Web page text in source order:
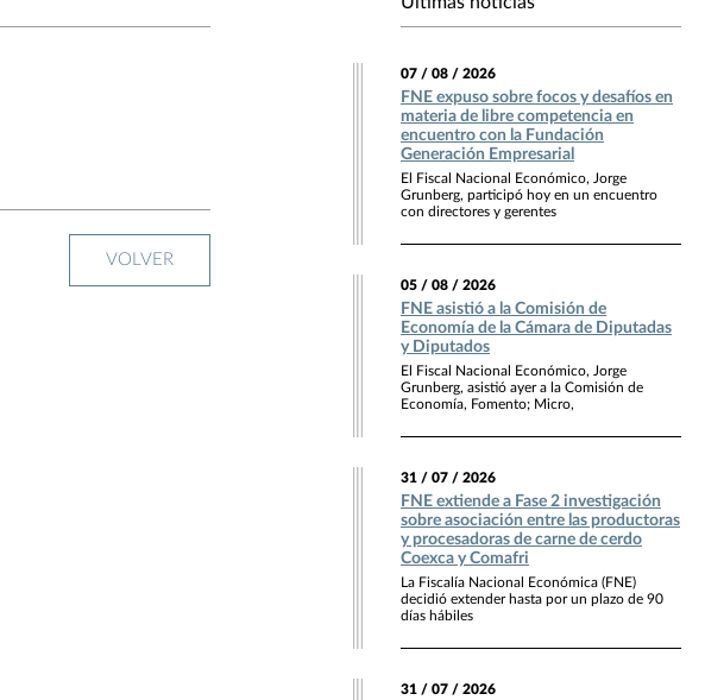
VOLVER
07 / 08 / 2026
FNE expuso sobre focos y desafíos en
materia de libre competencia en
encuentro con la Fundación
Generación Empresarial
El Fiscal Nacional Económico, Jorge
Grunberg, participó hoy en un encuentro
con directores y gerentes
05 / 08 / 2026
FNE asistió a la Comisión de
Economía de la Cámara de Diputadas
y Diputados
El Fiscal Nacional Económico, Jorge
Grunberg, asistió ayer a la Comisión de
Economía, Fomento; Micro,
31 / 07 / 2026
FNE extiende a Fase 2 investigación
sobre asociación entre las productoras
y procesadoras de carne de cerdo
Coexca y Comafri
La Fiscalía Nacional Económica (FNE)
decidió extender hasta por un plazo de 90
días hábiles
31 / 07 / 2026